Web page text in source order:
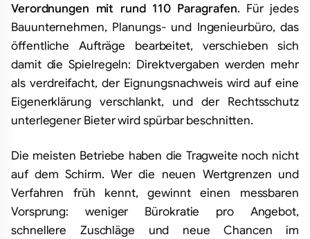
Verordnungen mit rund 110 Paragrafen. Für jedes
Bauunternehmen, Planungs- und Ingenieurbüro, das
öffentliche Aufträge bearbeitet, verschieben sich
damit die Spielregeln: Direktvergaben werden mehr
als verdreifacht, der Eignungsnachweis wird auf eine
Eigenerklärung verschlankt, und der Rechtsschutz
unterlegener Bieter wird spürbar beschnitten.
Die meisten Betriebe haben die Tragweite noch nicht
auf dem Schirm. Wer die neuen Wertgrenzen und
Verfahren früh kennt, gewinnt einen messbaren
Vorsprung: weniger Bürokratie pro Angebot,
schnellere Zuschläge und neue Chancen im